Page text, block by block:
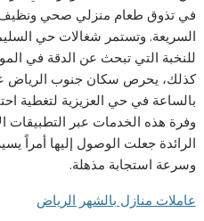
في تذوق طعام منزلي صحي ونظيف
السريعة. وتستمر شغالات حي
للنخبة التي تبحث عن الدقة في
كذلك، يحرص سكان جنوب الرياض
بالساعة في حي العزيزية لتغطية
وفرة هذه الخدمات عبر التطبيقات
الرائدة جعلت الوصول إليها أمراً
وسرعة استجابة مذهلة.
عاملات منازل بالشهر الرياض